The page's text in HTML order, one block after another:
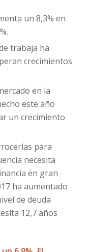
un 8,3% en
trabaja ha
crecimientos
en la
este año
un crecimiento
para
necesita
en gran
ha aumentado
de deuda
12,7 años